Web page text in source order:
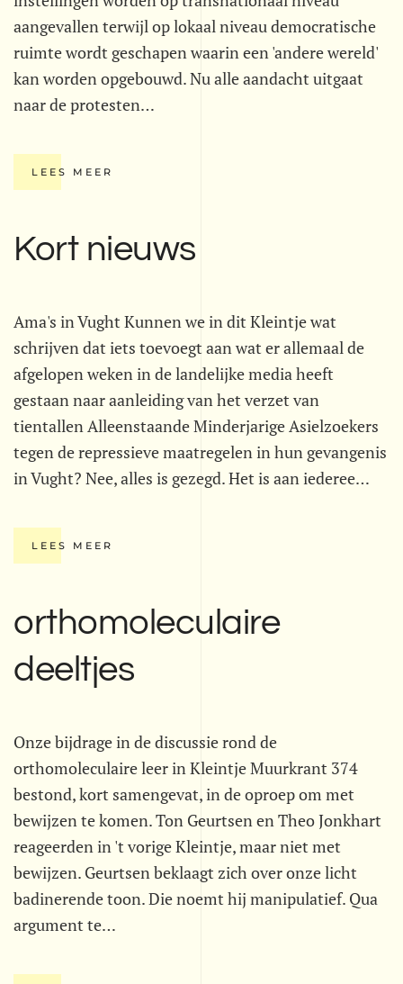
aangevallen terwijl op lokaal niveau democratische
ruimte wordt geschapen waarin een 'andere wereld'
kan worden opgebouwd. Nu alle aandacht uitgaat
naar de protesten…
LEES MEER
Kort nieuws
Ama's in Vught Kunnen we in dit Kleintje wat
schrijven dat iets toevoegt aan wat er allemaal de
afgelopen weken in de landelijke media heeft
gestaan naar aanleiding van het verzet van
tientallen Alleenstaande Minderjarige Asielzoekers
tegen de repressieve maatregelen in hun gevangenis
in Vught? Nee, alles is gezegd. Het is aan iederee…
LEES MEER
orthomoleculaire
deeltjes
Onze bijdrage in de discussie rond de
orthomoleculaire leer in Kleintje Muurkrant 374
bestond, kort samengevat, in de oproep om met
bewijzen te komen. Ton Geurtsen en Theo Jonkhart
reageerden in 't vorige Kleintje, maar niet met
bewijzen. Geurtsen beklaagt zich over onze licht
badinerende toon. Die noemt hij manipulatief. Qua
argument te…